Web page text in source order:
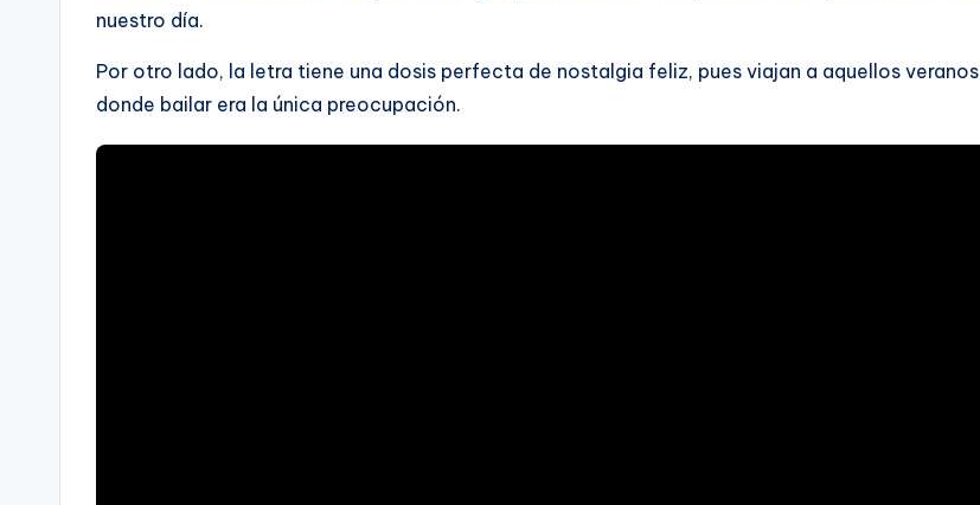
nuestro día.
Por otro lado, la letra tiene una dosis perfecta de nostalgia feliz, pues viajan a aquellos veranos
donde bailar era la única preocupación.